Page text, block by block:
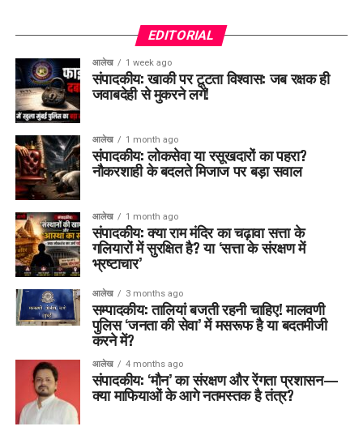
EDITORIAL
आलेख 1 week ago
संपादकीय: खाकी पर टूटता विश्वास: जब रक्षक ही
जवाबदेही से मुकरने लगें!
आलेख 1 month ago
संपादकीय: लोकसेवा या रसूखदारों का पहरा?
नौकरशाही के बदलते मिजाज पर बड़ा सवाल
आलेख 1 month ago
संपादकीय: क्या राम मंदिर का चढ़ावा सत्ता के
गलियारों में सुरक्षित है? या ‘सत्ता के संरक्षण में
भ्रष्टाचार’
आलेख 3 months ago
सम्पादकीय: तालियां बजती रहनी चाहिए! मालवणी
पुलिस ‘जनता की सेवा’ में मसरूफ है या बदतमीजी
करने में?
आलेख 4 months ago
संपादकीय: ‘मौन’ का संरक्षण और रेंगता प्रशासन—
क्या माफियाओं के आगे नतमस्तक है तंत्र?